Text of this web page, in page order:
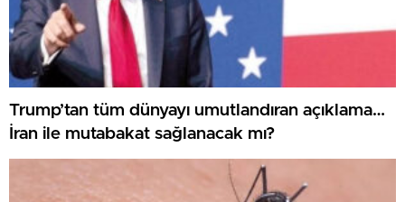
Trump’tan tüm dünyayı umutlandıran açıklama…
İran ile mutabakat sağlanacak mı?